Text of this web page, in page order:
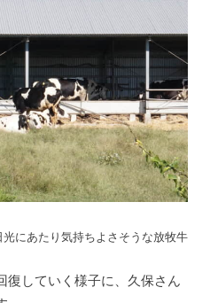
にあたり気持ちよさそうな放牧牛
復していく様子に、久保さん